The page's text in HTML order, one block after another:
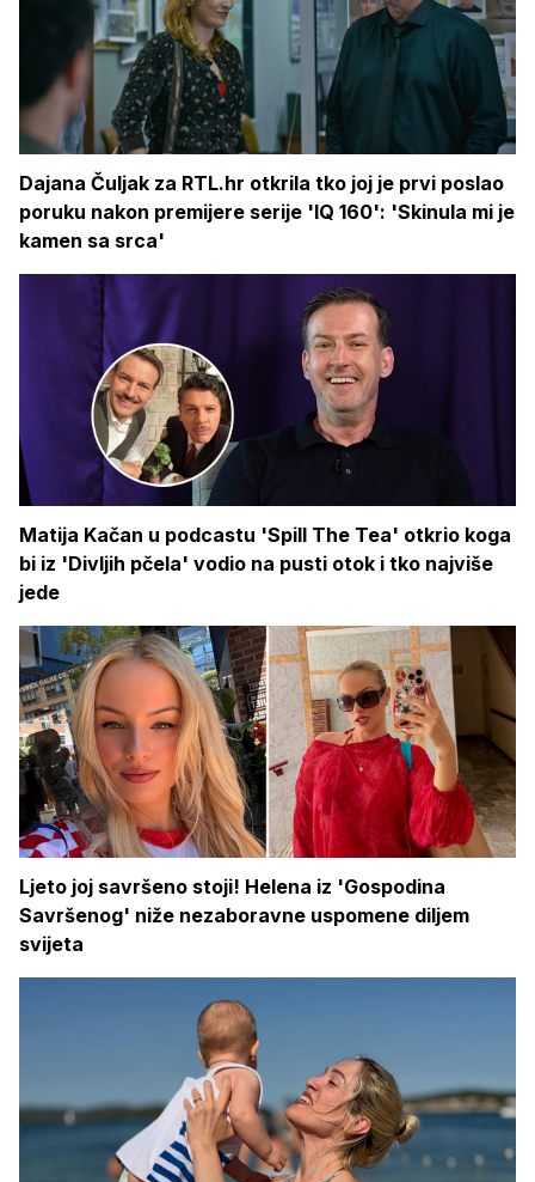
Dajana Čuljak za RTL.hr otkrila tko joj je prvi poslao
poruku nakon premijere serije 'IQ 160': 'Skinula mi je
kamen sa srca'
Matija Kačan u podcastu 'Spill The Tea' otkrio koga
bi iz 'Divljih pčela' vodio na pusti otok i tko najviše
jede
Ljeto joj savršeno stoji! Helena iz 'Gospodina
Savršenog' niže nezaboravne uspomene diljem
svijeta